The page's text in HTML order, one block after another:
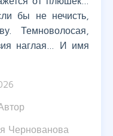
бы не нечисть,
Темноволосая,
наглая… И имя
Чернованова